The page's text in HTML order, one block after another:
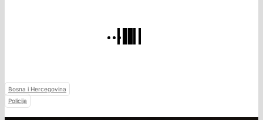
Bosna i Hercegovina
Policija